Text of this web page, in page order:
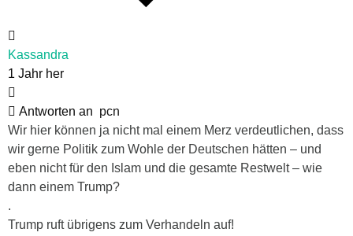
Kassandra
1 Jahr her
Antworten an pcn
Wir hier können ja nicht mal einem Merz verdeutlichen, dass
wir gerne Politik zum Wohle der Deutschen hätten – und
eben nicht für den Islam und die gesamte Restwelt – wie
dann einem Trump?
.
Trump ruft übrigens zum Verhandeln auf!